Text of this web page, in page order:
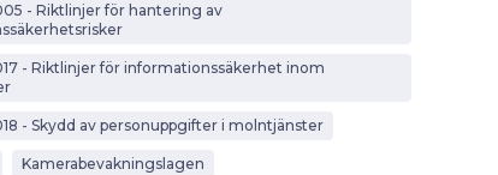
- Riktlinjer för hantering av
- Riktlinjer för informationssäkerhet inom
- Skydd av personuppgifter i molntjänster
Kamerabevakningslagen